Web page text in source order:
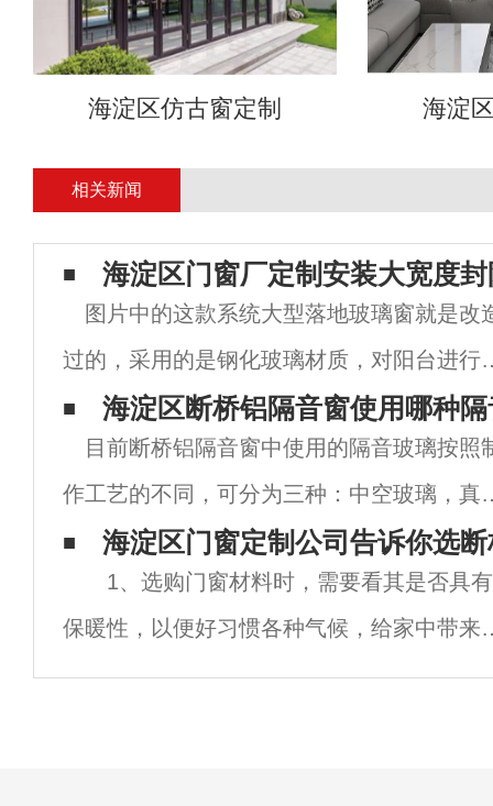
海淀区仿古窗定制 海淀
相关新闻
海淀区门窗厂定制安装大宽度
图片中的这款系统大型落地玻璃窗就是改
过的，采用的是钢化玻璃材质，对阳台进行
改造，改造完成后，整个阳台更加宽敞。在
制过程中，海淀区门窗厂安排师傅去现场进
勘察，了解阳台的窗户尺寸，以及需要的玻
种类
海淀区断桥铝隔音窗使用哪种
目前断桥铝隔音窗中使用的隔音玻璃按照
作工艺的不同，可分为三种：中空玻璃，真
玻璃，夹胶玻璃。在隔音方面每种玻璃都有
自的特点。 双层中空玻璃。是由两层玻璃构
成，四周用高强度、高气密性复合粘
海淀区门窗定制公司告诉你选
1、选购门窗材料时，需要看其是否具有
保暖性，以便好习惯各种气候，给家中带来
的家居生活。并且海淀区断桥铝门窗能进行